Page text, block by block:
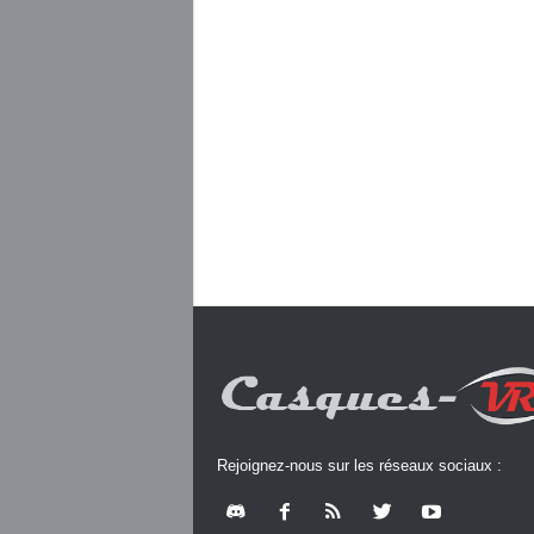
Rejoignez-nous sur les réseaux sociaux :